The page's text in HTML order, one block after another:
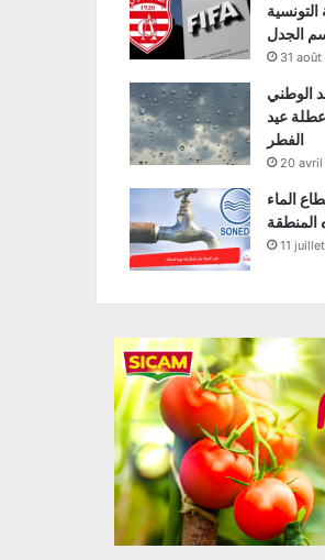
الجدل
31
الوطني
عيد
الفطر
20
الماء
المنطقة
11